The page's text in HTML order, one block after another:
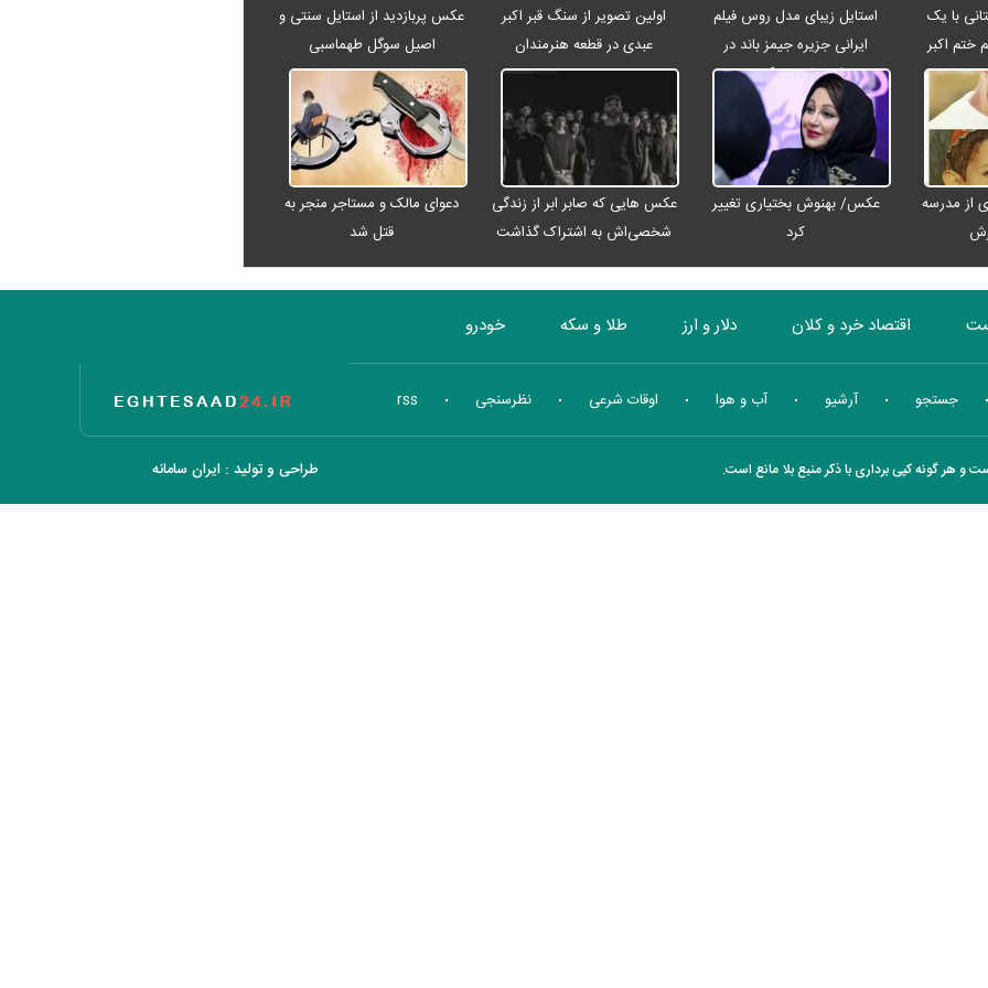
با یک
ختم اکبر
استایل زیبای مدل روس فیلم
ایرانی جزیره جیمز باند در
اصفهان + عکس
اولین تصویر از سنگ قبر اکبر
عبدی در قطعه هنرمندان
عکس پربازدید از استایل سنتی و
اصیل سوگل طهماسبی
از مدرسه
عکس/ بهنوش بختیاری تغییر
کرد
عکس هایی که صابر ابر از زندگی
شخصی‌اش به اشتراک گذاشت
دعوای مالک و مستاجر منجر به
قتل شد
اقتصاد خرد و کلان دلار و ارز طلا و سکه خودرو
بورس انرژی چندرسانه ای منهای اقتصاد تاریخ اقتصاد جستجو آرشیو آب و هوا اوقات شرعی نظرسنجی rss
طراحی و تولید : ایران سامانه